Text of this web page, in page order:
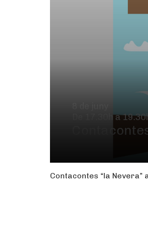
De 17.30h a
Contacontes “la Nevera”